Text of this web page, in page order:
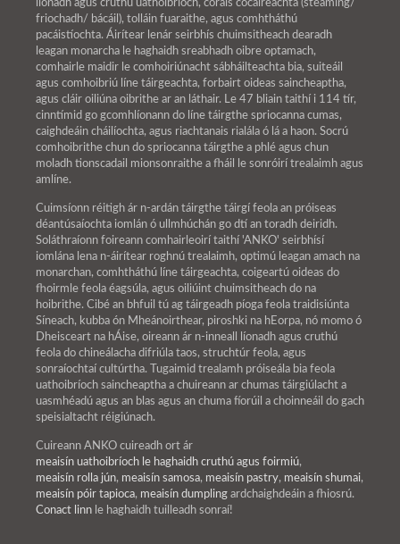
líonadh agus cruthú uathoibríoch, córais cócaireachta (steaming/
friochadh/ bácáil), tolláin fuaraithe, agus comhtháthú
pacáistíochta. Áirítear lenár seirbhís chuimsitheach dearadh
leagan monarcha le haghaidh sreabhadh oibre optamach,
comhairle maidir le comhoiriúnacht sábháilteachta bia, suiteáil
agus comhoibriú líne táirgeachta, forbairt oideas saincheaptha,
agus cláir oiliúna oibrithe ar an láthair. Le 47 bliain taithí i 114 tír,
cinntímid go gcomhlíonann do líne táirgthe spriocanna cumas,
caighdeáin cháilíochta, agus riachtanais rialála ó lá a haon. Socrú
comhoibrithe chun do spriocanna táirgthe a phlé agus chun
moladh tionscadail mionsonraithe a fháil le sonróirí trealaimh agus
amlíne.
Cuimsíonn réitigh ár n-ardán táirgthe táirgí feola an próiseas
déantúsaíochta iomlán ó ullmhúchán go dtí an toradh deiridh.
Soláthraíonn foireann comhairleoirí taithí 'ANKO' seirbhísí
iomlána lena n-áirítear roghnú trealaimh, optimú leagan amach na
monarchan, comhtháthú líne táirgeachta, coigeartú oideas do
fhoirmle feola éagsúla, agus oiliúint chuimsitheach do na
hoibrithe. Cibé an bhfuil tú ag táirgeadh píoga feola traidisiúnta
Síneach, kubba ón Mheánoirthear, piroshki na hEorpa, nó momo ó
Dheisceart na hÁise, oireann ár n-inneall líonadh agus cruthú
feola do chineálacha difriúla taos, struchtúr feola, agus
sonraíochtaí cultúrtha. Tugaimid trealamh próiseála bia feola
uathoibríoch saincheaptha a chuireann ar chumas táirgiúlacht a
uasmhéadú agus an blas agus an chuma fíorúil a choinneáil do gach
speisialtacht réigiúnach.
Cuireann ANKO cuireadh ort ár
meaisín uathoibríoch le haghaidh cruthú agus foirmiú,
meaisín rolla jún, meaisín samosa, meaisín pastry, meaisín shumai,
meaisín póir tapioca, meaisín dumpling ardchaighdeáin a fhiosrú.
Conact linn le haghaidh tuilleadh sonraí!